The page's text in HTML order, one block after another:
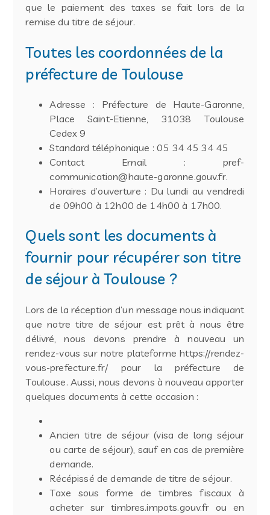
que le paiement des taxes se fait lors de la
remise du titre de séjour.
Toutes les coordonnées de la
préfecture de Toulouse
Adresse : Préfecture de Haute-Garonne,
Place Saint-Etienne, 31038 Toulouse
Cedex 9
Standard téléphonique : 05 34 45 34 45
Contact Email : pref-
communication@haute-garonne.gouv.fr.
Horaires d’ouverture : Du lundi au vendredi
de 09h00 à 12h00 de 14h00 à 17h00.
Quels sont les documents à
fournir pour récupérer son titre
de séjour à Toulouse ?
Lors de la réception d’un message nous indiquant
que notre titre de séjour est prêt à nous être
délivré, nous devons prendre à nouveau un
rendez-vous sur notre plateforme https://rendez-
vous-prefecture.fr/ pour la préfecture de
Toulouse. Aussi, nous devons à nouveau apporter
quelques documents à cette occasion :
Ancien titre de séjour (visa de long séjour
ou carte de séjour), sauf en cas de première
demande.
Récépissé de demande de titre de séjour.
Taxe sous forme de timbres fiscaux à
acheter sur timbres.impots.gouv.fr ou en